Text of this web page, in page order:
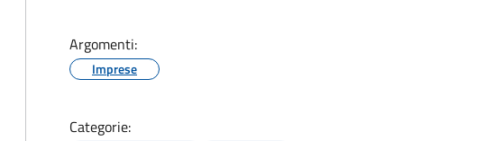
Argomenti:
Imprese
Categorie: